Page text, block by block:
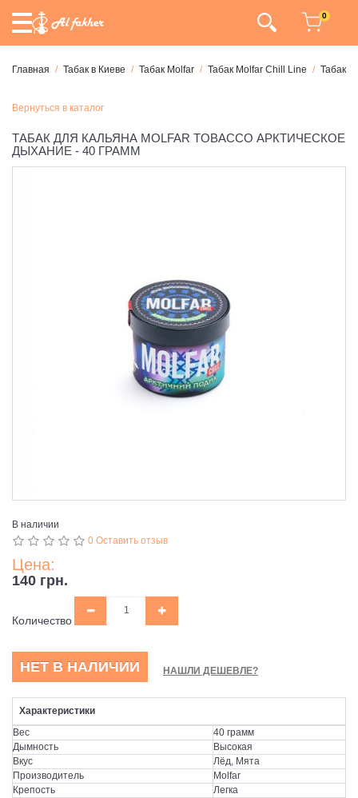
0
Главная Табак в Киеве Табак Molfar Табак Molfar Chill Line Табак
Вернуться в каталог
ТАБАК ДЛЯ КАЛЬЯНА MOLFAR TOBACCO АРКТИЧЕСКОЕ
ДЫХАНИЕ - 40 ГРАММ
В наличии
0 Оставить отзыв
Цена:
140 грн.
Количество
НЕТ В НАЛИЧИИ НАШЛИ ДЕШЕВЛЕ?
Характеристики
Вес
40 грамм
Дымность
Высокая
Вкус
Лёд, Мята
Производитель
Molfar
Крепость
Легка